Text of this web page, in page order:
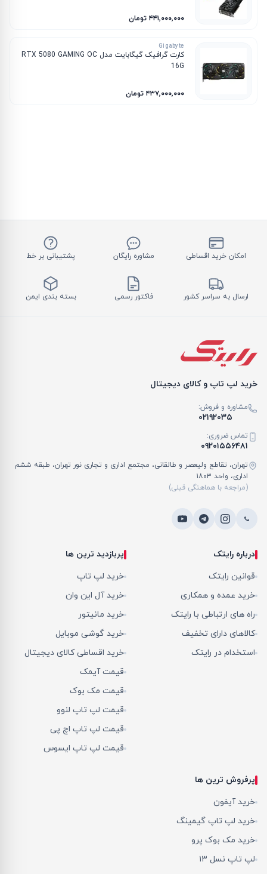
۴۴۱٬۰۰۰٬۰۰۰ تومان
Gigabyte
کارت گرافیک گیگابایت مدل RTX 5080 GAMING OC
16G
۴۳۷٬۰۰۰٬۰۰۰ تومان
امکان خرید اقساطی مشاوره رایگان پشتیبانی بر خط
ارسال به سراسر کشور فاکتور رسمی بسته بندی ایمن
خرید لپ تاپ و کالای دیجیتال
مشاوره و فروش:
۰۲۱۹۲۰۳۵
تماس ضروری:
۰۹۲۰۱۵۵۶۴۸۱
تهران، تقاطع ولیعصر و طالقانی، مجتمع اداری و تجاری نور تهران، طبقه ششم
اداری، واحد ۱۸۰۳
(مراجعه با هماهنگی قبلی)
درباره رایتک
قوانین رایتک
خرید عمده و همکاری
راه های ارتباطی با رایتک
کالاهای دارای تخفیف
استخدام در رایتک
پربازدید ترین ها
خرید لپ تاپ
خرید آل این وان
خرید مانیتور
خرید گوشی موبایل
خرید اقساطی کالای دیجیتال
قیمت آیمک
قیمت مک بوک
قیمت لپ تاپ لنوو
قیمت لپ تاپ اچ پی
قیمت لپ تاپ ایسوس
پرفروش ترین ها
خرید آیفون
خرید لپ تاپ گیمینگ
خرید مک بوک پرو
لپ تاپ نسل ۱۳